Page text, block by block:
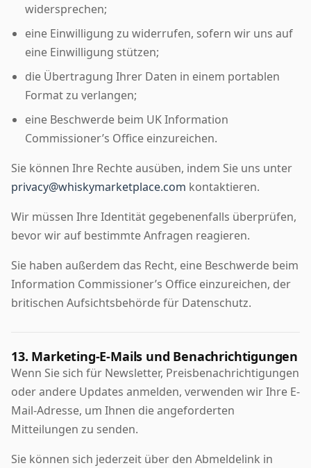
widersprechen;
eine Einwilligung zu widerrufen, sofern wir uns auf
eine Einwilligung stützen;
die Übertragung Ihrer Daten in einem portablen
Format zu verlangen;
eine Beschwerde beim UK Information
Commissioner’s Office einzureichen.
Sie können Ihre Rechte ausüben, indem Sie uns unter
privacy@whiskymarketplace.com kontaktieren.
Wir müssen Ihre Identität gegebenenfalls überprüfen,
bevor wir auf bestimmte Anfragen reagieren.
Sie haben außerdem das Recht, eine Beschwerde beim
Information Commissioner’s Office einzureichen, der
britischen Aufsichtsbehörde für Datenschutz.
13. Marketing-E-Mails und Benachrichtigungen
Wenn Sie sich für Newsletter, Preisbenachrichtigungen
oder andere Updates anmelden, verwenden wir Ihre E-
Mail-Adresse, um Ihnen die angeforderten
Mitteilungen zu senden.
Sie können sich jederzeit über den Abmeldelink in